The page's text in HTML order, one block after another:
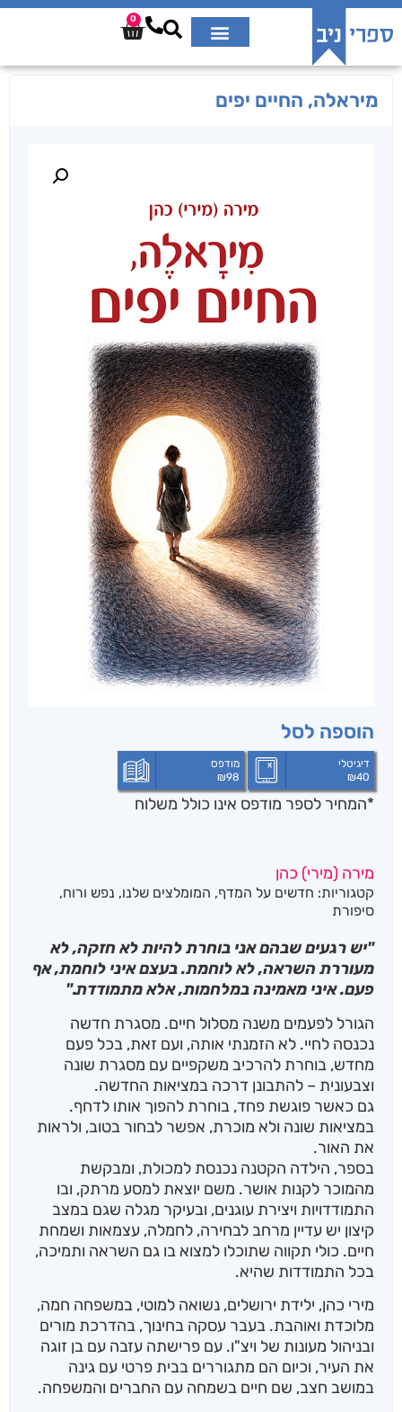
0
מיראלה, החיים יפים
הוספה לסל
דיגיטלי
₪40
מודפס
₪98
*המחיר לספר מודפס אינו כולל משלוח
מירה (מירי) כהן
קטגוריות: חדשים על המדף, המומלצים שלנו, נפש ורוח,
סיפורת
"יש רגעים שבהם אני בוחרת להיות לא חזקה, לא
מעוררת השראה, לא לוחמת. בעצם איני לוחמת, אף
פעם. איני מאמינה במלחמות, אלא מתמודדת."
הגורל לפעמים משנה מסלול חיים. מסגרת חדשה
נכנסה לחיי. לא הזמנתי אותה, ועם זאת, בכל פעם
מחדש, בוחרת להרכיב משקפיים עם מסגרת שונה
וצבעונית – להתבונן דרכה במציאות החדשה.
גם כאשר פוגשת פחד, בוחרת להפוך אותו לדחף.
במציאות שונה ולא מוכרת, אפשר לבחור בטוב, ולראות
את האור.
בספר, הילדה הקטנה נכנסת למכולת, ומבקשת
מהמוכר לקנות אושר. משם יוצאת למסע מרתק, ובו
התמודדויות ויצירת עוגנים, ובעיקר מגלה שגם במצב
קיצון יש עדיין מרחב לבחירה, לחמלה, עצמאות ושמחת
חיים. כולי תקווה שתוכלו למצוא בו גם השראה ותמיכה,
בכל התמודדות שהיא.
מירי כהן, ילידת ירושלים, נשואה למוטי, במשפחה חמה,
מלוכדת ואוהבת. בעבר עסקה בחינוך, בהדרכת מורים
ובניהול מעונות של ויצ"ו. עם פרישתה עזבה עם בן זוגה
את העיר, וכיום הם מתגוררים בבית פרטי עם גינה
במושב חצב, שם חיים בשמחה עם החברים והמשפחה.